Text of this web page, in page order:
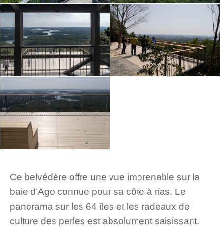
Ce belvédère offre une vue imprenable sur la
baie d’Ago connue pour sa côte à rias. Le
panorama sur les 64 îles et les radeaux de
culture des perles est absolument saisissant.